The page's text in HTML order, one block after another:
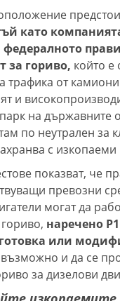
като
за гориво, който е
трафика от
и
на държавните
по неутрален за
с изкопаеми
показват, че
превозни
могат да
наречено
или
и да се
за дизелови